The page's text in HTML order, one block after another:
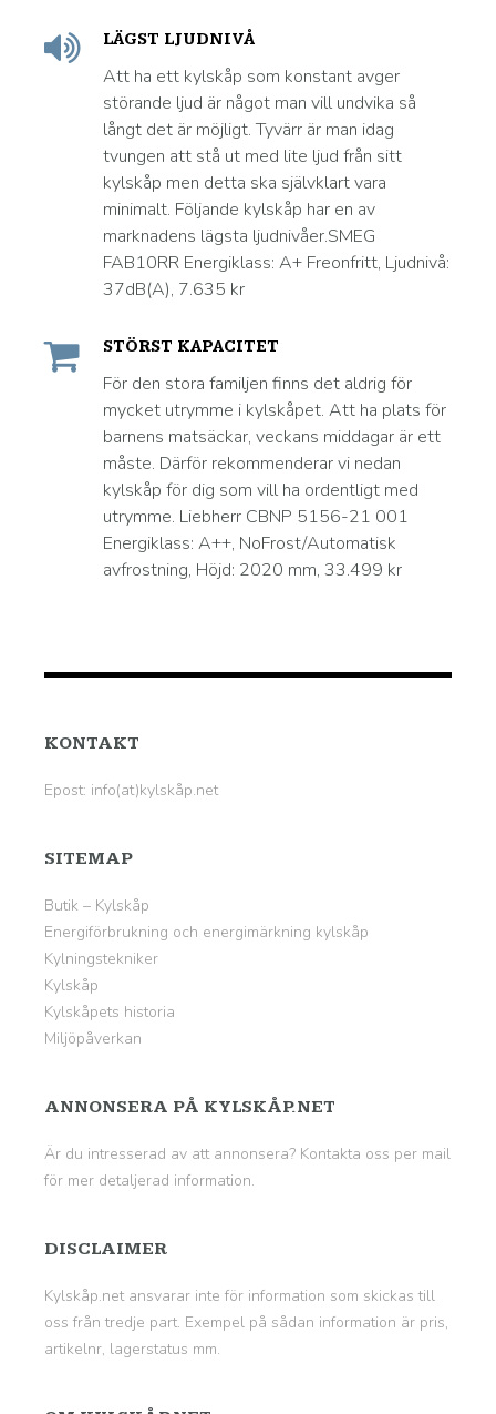
LÄGST LJUDNIVÅ
Att ha ett kylskåp som konstant avger
störande ljud är något man vill undvika så
långt det är möjligt. Tyvärr är man idag
tvungen att stå ut med lite ljud från sitt
kylskåp men detta ska självklart vara
minimalt. Följande kylskåp har en av
marknadens lägsta ljudnivåer.SMEG
FAB10RR Energiklass: A+ Freonfritt, Ljudnivå:
37dB(A), 7.635 kr
STÖRST KAPACITET
För den stora familjen finns det aldrig för
mycket utrymme i kylskåpet. Att ha plats för
barnens matsäckar, veckans middagar är ett
måste. Därför rekommenderar vi nedan
kylskåp för dig som vill ha ordentligt med
utrymme. Liebherr CBNP 5156-21 001
Energiklass: A++, NoFrost/Automatisk
avfrostning, Höjd: 2020 mm, 33.499 kr
KONTAKT
Epost: info(at)kylskåp.net
SITEMAP
Butik – Kylskåp
Energiförbrukning och energimärkning kylskåp
Kylningstekniker
Kylskåp
Kylskåpets historia
Miljöpåverkan
ANNONSERA PÅ KYLSKÅP.NET
Är du intresserad av att annonsera? Kontakta oss per mail
för mer detaljerad information.
DISCLAIMER
Kylskåp.net ansvarar inte för information som skickas till
oss från tredje part. Exempel på sådan information är pris,
artikelnr, lagerstatus mm.